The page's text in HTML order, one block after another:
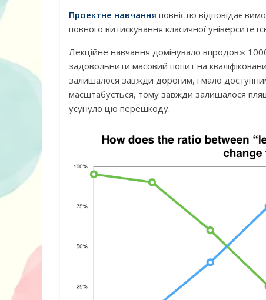
Проектне навчання повністю відповідає
повного витискування класичної
Лекційне навчання домінувало впродовж
задовольнити масовий попит на
залишалося завжди дорогим, і мало
масштабується, тому завжди залишалося
усунуло цю перешкоду.